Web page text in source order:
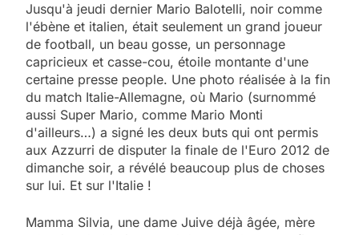
Jusqu'à jeudi dernier Mario Balotelli, noir comme
l'ébène et italien, était seulement un grand joueur
de football, un beau gosse, un personnage
capricieux et casse-cou, étoile montante d'une
certaine presse people. Une photo réalisée à la fin
du match Italie-Allemagne, où Mario (surnommé
aussi Super Mario, comme Mario Monti
d'ailleurs…) a signé les deux buts qui ont permis
aux Azzurri de disputer la finale de l'Euro 2012 de
dimanche soir, a révélé beaucoup plus de choses
sur lui. Et sur l'Italie !
Mamma Silvia, une dame Juive déjà âgée, mère